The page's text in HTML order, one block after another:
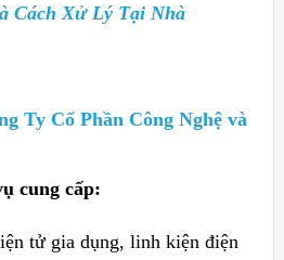
Cách Xử Lý Tại Nhà
Ty Cổ Phần Công Nghệ và
cung cấp:
tử gia dụng, linh kiện điện